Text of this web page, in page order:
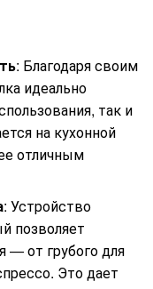
: Благодаря своим
идеально
так и
на кухонной
отличным
: Устройство
позволяет
— от грубого для
Это дает